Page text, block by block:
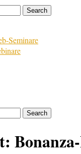
Seminare